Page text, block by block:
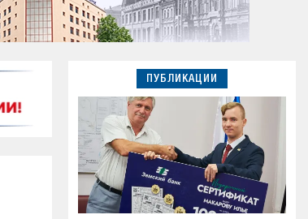
ПУБЛИКАЦИИ